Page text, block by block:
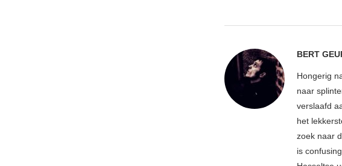
BERT
Hongerig
naar
verslaafd
het
zoek naar
is